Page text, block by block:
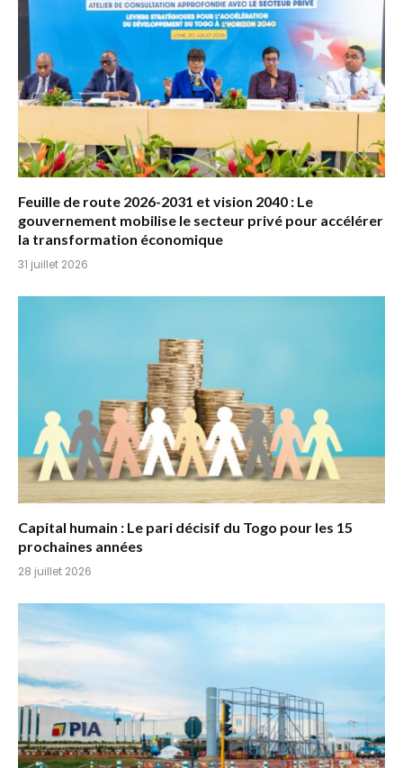
Feuille de route 2026-2031 et vision 2040 : Le
gouvernement mobilise le secteur privé pour accélérer
la transformation économique
31 juillet 2026
Capital humain : Le pari décisif du Togo pour les 15
prochaines années
28 juillet 2026